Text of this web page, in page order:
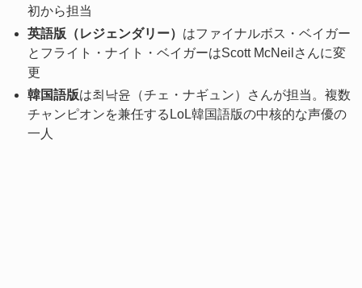
初から担当
英語版（レジェンダリー） はファイナルボス・ベイガー
とフライト・ナイト・ベイガーはScott McNeilさんに変
更
韓国語版は최낙윤（チェ・ナギュン）さんが担当。複数
チャンピオンを兼任するLoL韓国語版の中核的な声優の
一人